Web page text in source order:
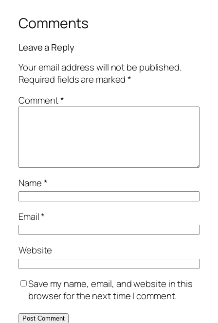
Comments
Leave a Reply
Your email address will not be published.
Required fields are marked*
Comment*
Name*
Email*
Website
Save my name, email, and website in this
browser for the next time I comment.